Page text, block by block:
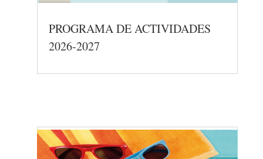
PROGRAMA DE ACTIVIDADES
2026-2027